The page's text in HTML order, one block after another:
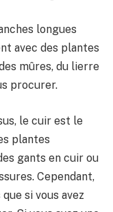
longues
avec des plantes
mûres, du lierre
procurer.
le cuir est le
plantes
gants en cuir ou
Cependant,
si vous avez